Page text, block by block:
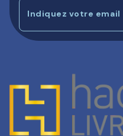
Indiquez votre email